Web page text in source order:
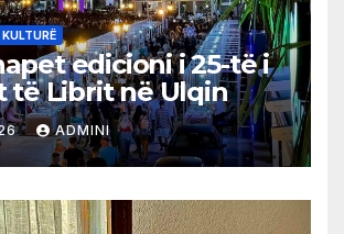
KULTURË
edicioni i 25-të i
të Librit në Ulqin
ADMINI